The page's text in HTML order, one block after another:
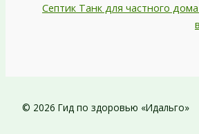
Септик Танк для частного
© 2026 Гид по здоровью «Идальго»